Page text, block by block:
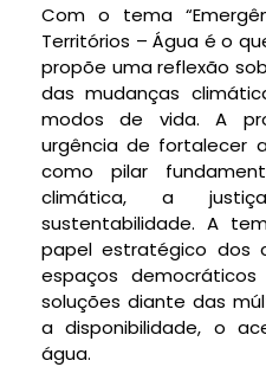
Com o tema
Territórios – Água é o
propõe uma reflexão
das mudanças
modos de vida. A
urgência de fortalecer
como pilar
climática, a
sustentabilidade. A
papel estratégico dos
espaços
soluções diante das
a disponibilidade, o
água.